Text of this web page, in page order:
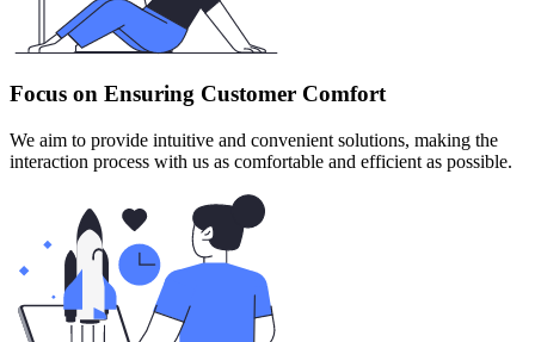
Focus on Ensuring Customer Comfort
We aim to provide intuitive and convenient solutions, making the
interaction process with us as comfortable and efficient as possible.